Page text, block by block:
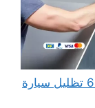
تظليل سيارات متنقل الكويت 66400552 تظليل سيارة